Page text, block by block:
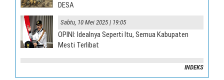
DESA
Sabtu, 10 Mei 2025 | 19:05
OPINI: Idealnya Seperti Itu, Semua Kabupaten
Mesti Terlibat
INDEKS